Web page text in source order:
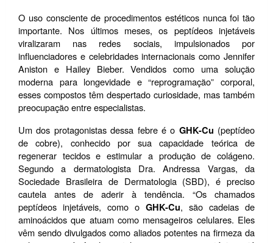
O uso consciente de procedimentos estéticos nunca foi tão
importante. Nos últimos meses, os peptídeos injetáveis
viralizaram nas redes sociais, impulsionados por
influenciadores e celebridades internacionais como Jennifer
Aniston e Hailey Bieber. Vendidos como uma solução
moderna para longevidade e “reprogramação” corporal,
esses compostos têm despertado curiosidade, mas também
preocupação entre especialistas.
Um dos protagonistas dessa febre é o GHK-Cu (peptídeo
de cobre), conhecido por sua capacidade teórica de
regenerar tecidos e estimular a produção de colágeno.
Segundo a dermatologista Dra. Andressa Vargas, da
Sociedade Brasileira de Dermatologia (SBD), é preciso
cautela antes de aderir à tendência. “Os chamados
peptídeos injetáveis, como o GHK-Cu, são cadeias de
aminoácidos que atuam como mensageiros celulares. Eles
vêm sendo divulgados como aliados potentes na firmeza da